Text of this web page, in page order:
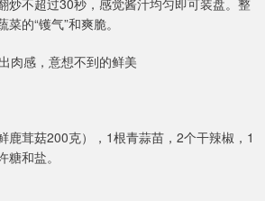
的“镬气”和爽脆。
肉感，意想不到的鲜美
鹿茸菇200克），1根青蒜苗，2个干辣椒，1
和盐。